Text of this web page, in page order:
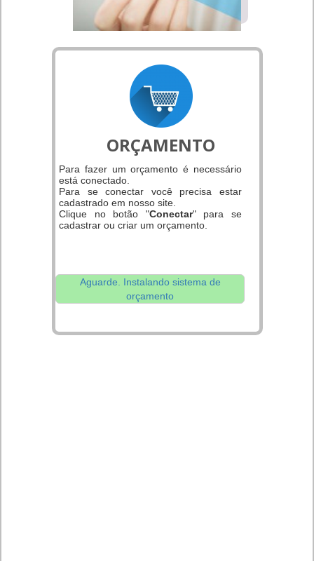
ORÇAMENTO
Para fazer um orçamento é necessário
está conectado.
Para se conectar você precisa estar
cadastrado em nosso site.
Clique no botão "Conectar" para se
cadastrar ou criar um orçamento.
Aguarde. Instalando sistema de
orçamento